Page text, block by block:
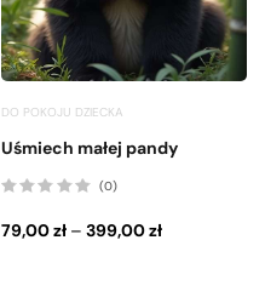
DO POKOJU DZIECKA
Uśmiech małej pandy
0
na
(0)
79,00zł – 399,00zł